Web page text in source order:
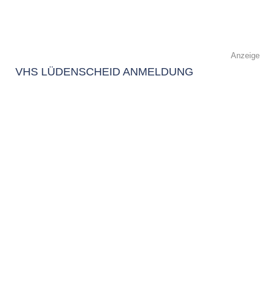
Anzeige
VHS LÜDENSCHEID ANMELDUNG